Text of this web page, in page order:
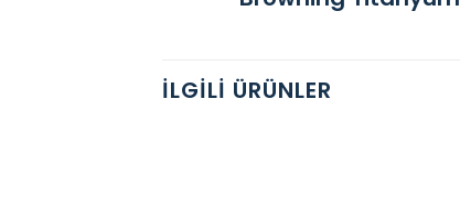
İLGILI ÜRÜNLER